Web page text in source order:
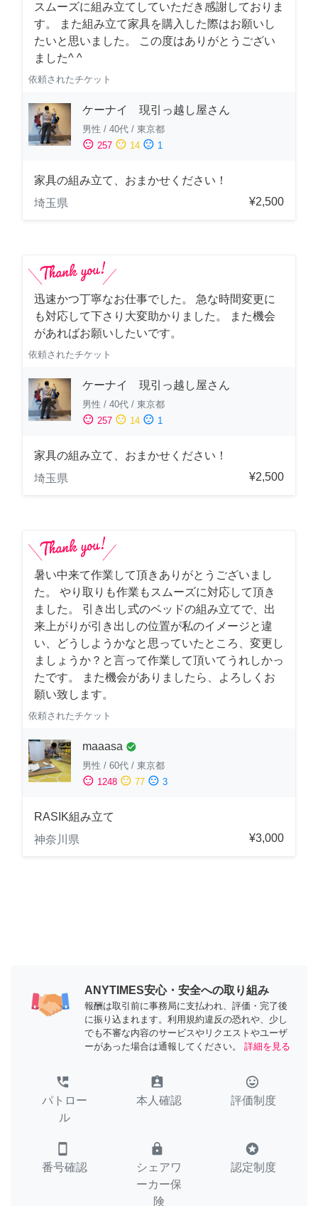
スムーズに組み立てしていただき感謝しておりま
す。 また組み立て家具を購入した際はお願いし
たいと思いました。 この度はありがとうござい
ました^ ^
依頼されたチケット
ケーナイ 現引っ越し屋さん
男性 / 40代 / 東京都
sentiment_satisfied 257 sentiment_neutral 14 sentiment_dissatisfied 1
家具の組み立て、おまかせください！
埼玉県
¥2,500
迅速かつ丁寧なお仕事でした。 急な時間変更に
も対応して下さり大変助かりました。 また機会
があればお願いしたいです。
依頼されたチケット
ケーナイ 現引っ越し屋さん
男性 / 40代 / 東京都
sentiment_satisfied 257 sentiment_neutral 14 sentiment_dissatisfied 1
家具の組み立て、おまかせください！
埼玉県
¥2,500
暑い中来て作業して頂きありがとうございまし
た。 やり取りも作業もスムーズに対応して頂き
ました。 引き出し式のベッドの組み立てで、出
来上がりが引き出しの位置が私のイメージと違
い、どうしようかなと思っていたところ、変更し
ましょうか？と言って作業して頂いてうれしかっ
たです。 また機会がありましたら、よろしくお
願い致します。
依頼されたチケット
maaasa check_circle
男性 / 60代 / 東京都
sentiment_satisfied 1248 sentiment_neutral 77 sentiment_dissatisfied 3
RASIK組み立て
神奈川県
¥3,000
ANYTIMES安心・安全への取り組み
報酬は取引前に事務局に支払われ、評価・完了後
に振り込まれます。利用規約違反の恐れや、少し
でも不審な内容のサービスやリクエストやユーザ
ーがあった場合は通報してください。
詳細を見る
perm_phone_msg
パトロー
ル
assignment_ind
本人確認
tag_faces
評価制度
smartphone
番号確認
lock
シェアワ
ーカー保
険
stars
認定制度